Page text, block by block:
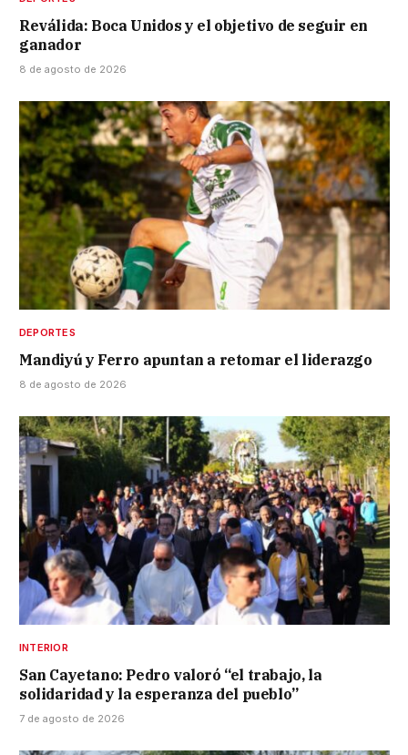
Reválida: Boca Unidos y el objetivo de seguir en
ganador
8 de agosto de 2026
DEPORTES
Mandiyú y Ferro apuntan a retomar el liderazgo
8 de agosto de 2026
INTERIOR
San Cayetano: Pedro valoró “el trabajo, la
solidaridad y la esperanza del pueblo”
7 de agosto de 2026